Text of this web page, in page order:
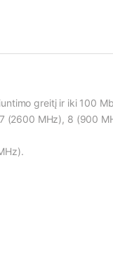
greitį ir iki 100
(2600 MHz), 8 (900